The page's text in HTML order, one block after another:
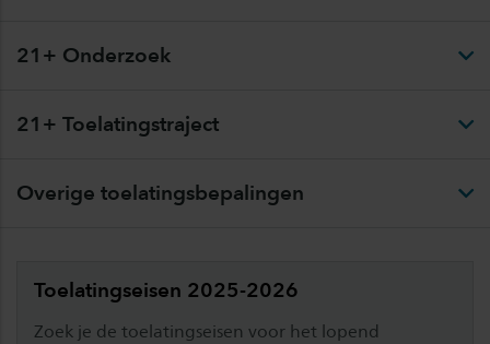
21+ Onderzoek
21+ Toelatingstraject
Overige toelatingsbepalingen
Toelatingseisen 2025-2026
Zoek je de toelatingseisen voor het lopend